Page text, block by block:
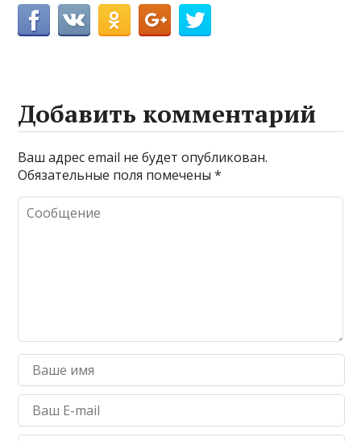
Добавить комментарий
Ваш адрес email не будет опубликован.
Обязательные поля помечены*